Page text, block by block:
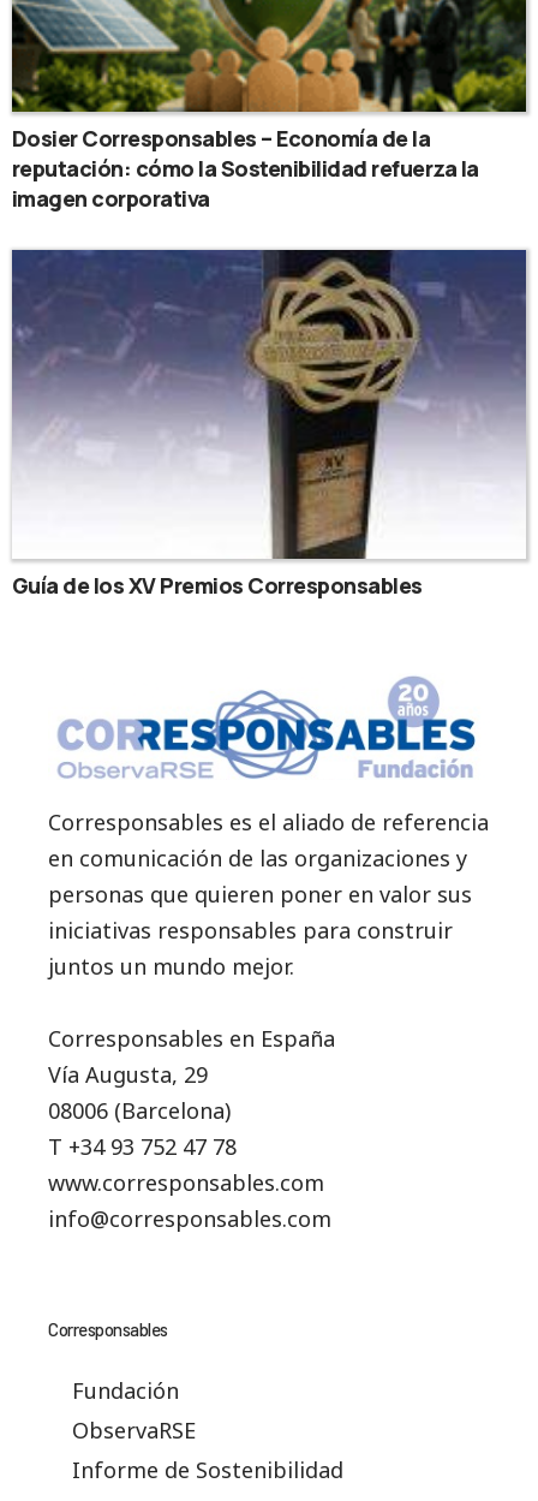
Dosier Corresponsables – Economía de la
reputación: cómo la Sostenibilidad refuerza la
imagen corporativa
Guía de los XV Premios Corresponsables
Corresponsables es el aliado de referencia
en comunicación de las organizaciones y
personas que quieren poner en valor sus
iniciativas responsables para construir
juntos un mundo mejor.
Corresponsables en España
Vía Augusta, 29
08006 (Barcelona)
T +34 93 752 47 78
www.corresponsables.com
info@corresponsables.com
Corresponsables
Fundación
ObservaRSE
Informe de Sostenibilidad